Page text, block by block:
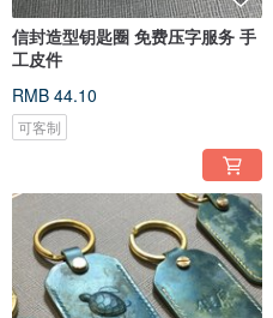
信封造型钥匙圈 免费压字服务 手
工皮件
RMB 44.10
可客制